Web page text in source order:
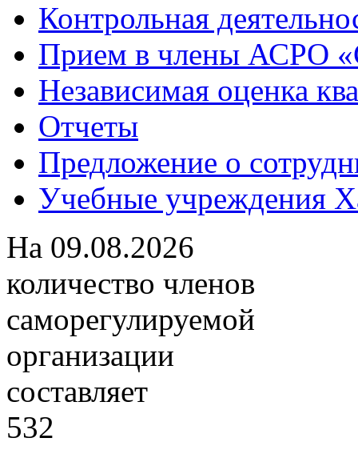
Контрольная
Прием в члены АСРО
Независимая оценка
Отчеты
Предложение о
Учебные учреждения
На 09.08.2026
количество членов
саморегулируемой
организации
составляет
532